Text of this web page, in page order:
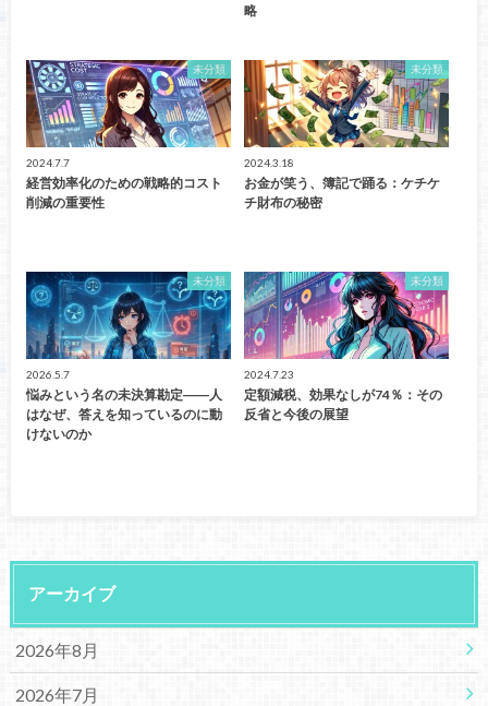
略
未分類
2024.7.7
経営効率化のための戦略的コスト
削減の重要性
未分類
2024.3.18
お金が笑う、簿記で踊る：ケチケ
チ財布の秘密
未分類
2026.5.7
悩みという名の未決算勘定――人
はなぜ、答えを知っているのに動
けないのか
未分類
2024.7.23
定額減税、効果なしが74％：その
反省と今後の展望
アーカイブ
2026年8月
2026年7月